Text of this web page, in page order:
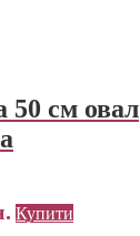
50 см овал
Купити